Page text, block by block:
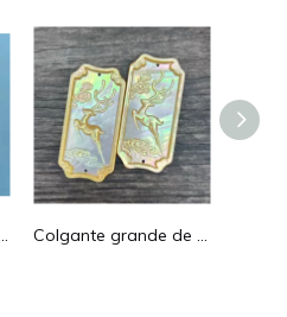
tamaño pequeño, fabricación de pulseras, concha de diseño Colgante grande de nácar Natural con imagen de animal, cuadrado de corte para collar con cabujón de diseño en relieve de concha amarilla